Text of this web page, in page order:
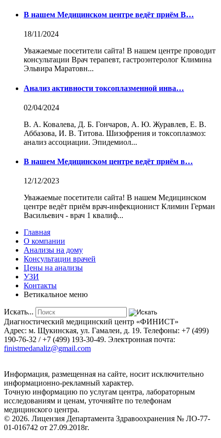
В нашем Медицинском центре ведёт приём В…
18/11/2024
Уважаемые посетители сайта! В нашем центре проводит
консультации Врач терапевт, гастроэнтеролог Климина
Эльвира Маратовн...
Анализ активности токсоплазменной инва…
02/04/2024
В. А. Ковалева, Д. Б. Гончаров, А. Ю. Журавлев, Е. В.
Аббазова, И. В. Титова. Шизофрения и токсоплазмоз:
анализ ассоциации. Эпидемиол...
В нашем Медицинском центре ведёт приём в…
12/12/2023
Уважаемые посетители сайта! В нашем Медицинском
центре ведёт приём врач-инфекционист Климин Герман
Васильевич - врач 1 квалиф...
Главная
О компании
Анализы на дому
Консультации врачей
Цены на анализы
УЗИ
Контакты
Ветикальное меню
Искать...
Диагностический медицинский центр «ФИНИСТ»
Адрес: м. Щукинская, ул. Гамалеи, д. 19. Телефоны: +7 (499)
190-76-32 / +7 (499) 193-30-49. Электронная почта:
finistmedanaliz@gmail.com
Информация, размещенная на сайте, носит исключительно
информационно-рекламный характер.
Точную информацию по услугам центра, лабораторным
исследованиям и ценам, уточняйте по телефонам
медицинского центра.
© 2026. Лицензия Департамента Здравоохранения № ЛО-77-
01-016742 от 27.09.2018г.